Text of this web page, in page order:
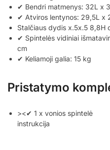
✔ Bendri matmenys: 32L x
✔ Atviros lentynos: 29,5L x
Stalčiaus dydis x.5x.5 8,8H
✔ Spintelės vidiniai
cm
✔ Keliamoji galia: 15 kg
Pristatymo
><✔ 1 x vonios spintelė
instrukcija